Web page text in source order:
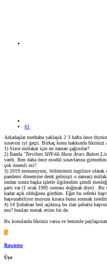
#1
Arkadaşlar merhaba yaklaşık 2 3 hafta önce
sınavım iyi geçti. Birkaç konu hakkında fikrinizi
1) Sizce mülakat için ne zaman çağırırlar?
2) İlanda "Tercihen SHY-66 Hava Aracı Bakım
vardı. Ben daha önce modül sınavlarına
çok önemli mi?
3) 2019 mezunuyum, bölümümü ingilizce olarak
pandemi dönemine denk gelmişti o zaman)
ondan sonra başka işlerle ilgilendim şimdi
şartı var (1 ocak 1995 sonrası doğmak diye) .
kadar açık olduğunu gördüm. Eğer bu seferki
başvurabiliyor muyum kısaca bunu sormak
4) 14 Şubattan beri açıkmış bu ilan şubatta
mu? bunları merak ettim bir de.
Bu konularda fikriniz varsa ve benimle
R
Rawness
Üye